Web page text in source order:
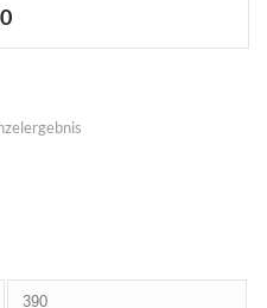
Price
CHF 390.00
Höchstpreis